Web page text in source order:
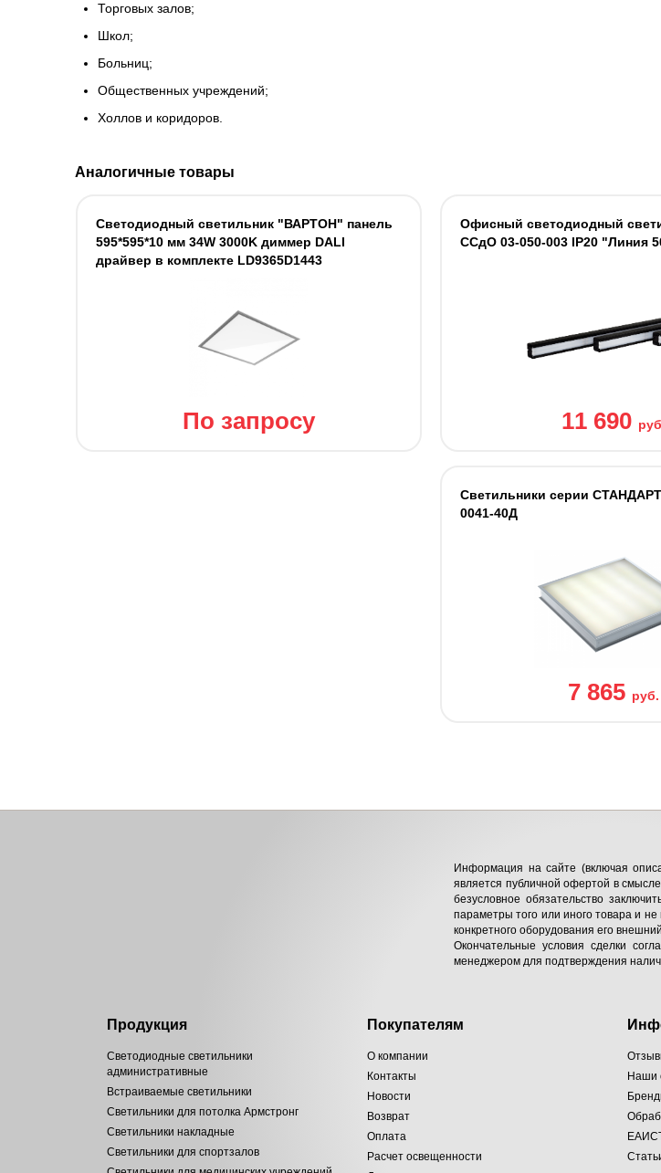
Торговых залов;
Школ;
Больниц;
Общественных учреждений;
Холлов и коридоров.
Аналогичные товары
Светодиодный светильник "ВАРТОН" панель
595*595*10 мм 34W 3000K диммер DALI
драйвер в комплекте LD9365D1443
По запросу
Офисный светодиодный
ССдО 03-050-003 IP20 "Линия
11 690
Светильники cерии
0041-40Д
7 865 руб.
Информация на сайте (включая
является публичной офертой в
безусловное обязательство
параметры того или иного товара и не
конкретного оборудования его
Окончательные условия сделки
менеджером для подтверждения
Продукция
Светодиодные светильники
административные
Встраиваемые светильники
Светильники для потолка Армстронг
Светильники накладные
Светильники для спортзалов
Покупателям
О компании
Контакты
Новости
Возврат
Оплата
Расчет освещенности
Наши